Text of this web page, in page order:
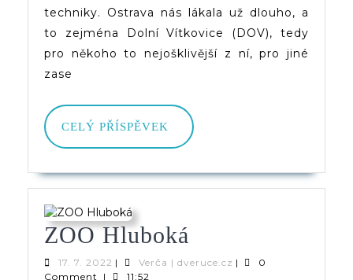
Vítkovice)
techniky. Ostrava nás lákala už dlouho, a
to zejména Dolní Vítkovice (DOV), tedy
pro někoho to nejošklivější z ní, pro jiné
zase
CELÝ PŘÍSPĚVEK
CELÝ
PŘÍSPĚVEK
ZOO Hluboká
Hluboká
17. 7. 2022 17.
7.
| Verča | dveruce.cz Verča
|
0
Comment
| 11:52